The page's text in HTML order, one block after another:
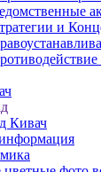
и
Кивач